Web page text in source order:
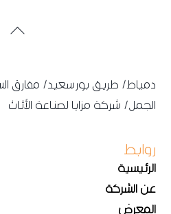
Back
دمياط/ طريق بورسعيد/ مفارق
الجمل/ شركة مزايا لصناعة الأثاث
روابط
الرئيسية
عن الشركة
المعرض